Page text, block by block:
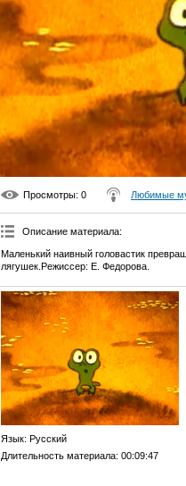
Просмотры: 0 Любимые
Описание материала:
Маленький наивный головастик
лягушек.Режиссер: Е. Федорова.
Язык: Русский
Длительность материала: 00:09:47